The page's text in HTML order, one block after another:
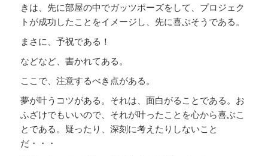
きは、先に部屋の中でガッツポーズをして、プロジェク
トが成功したことをイメージし、先に喜ぶそうである。
まさに、予祝である！
などなど、書かれてある。
ここで、注意するべき点がある。
夢が叶うコツがある。それは、面白がることである。お
ふざけでもいいので、それが叶ったことを心から喜ぶこ
とである。疑ったり、深刻に考えたりしないこと
だ・・・